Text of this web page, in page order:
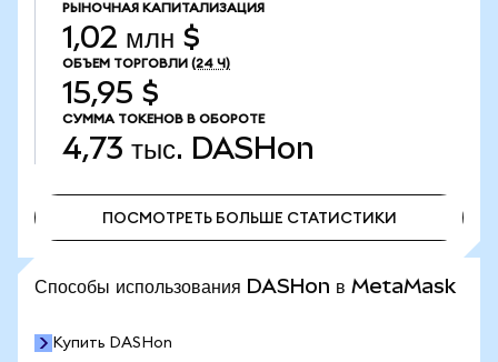
РЫНОЧНАЯ КАПИТАЛИЗАЦИЯ
1,02 млн $
ОБЪЕМ ТОРГОВЛИ (24 Ч)
15,95 $
СУММА ТОКЕНОВ В ОБОРОТЕ
4,73 тыс. DASHon
ПОСМОТРЕТЬ БОЛЬШЕ СТАТИСТИКИ
Способы использования DASHon в MetaMask
Купить DASHon